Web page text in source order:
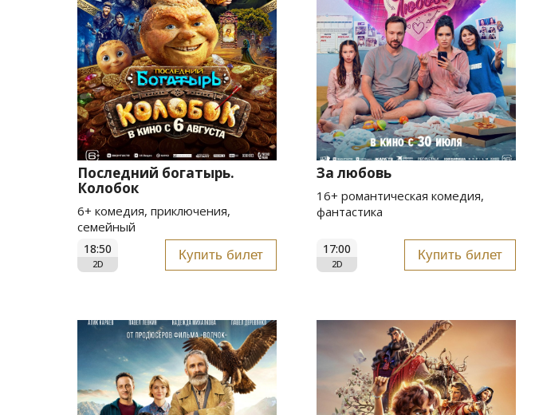
Последний богатырь.
Колобок
6+ комедия, приключения,
семейный
18:50
2D
Купить билет
За любовь
16+ романтическая комедия,
фантастика
17:00
2D
Купить билет